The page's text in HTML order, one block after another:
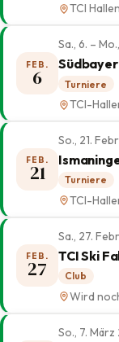
TCI
FEB.
6
Sa., 6. –
Turniere
TCI-
FEB.
21
So., 21.
Turniere
TCI-
FEB.
27
Sa., 27.
TCI Ski
Club
Wird
So., 7.